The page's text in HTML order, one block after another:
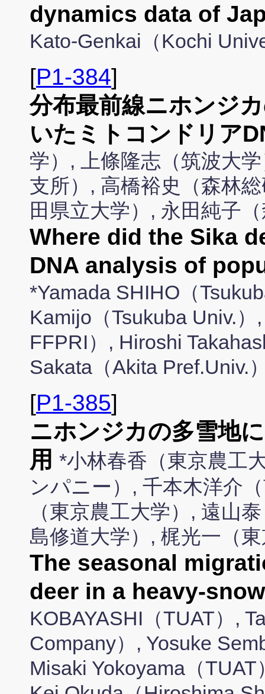
dynamics data of
Kato-Genkai（Kochi
[P1-384]
分布最前線ニホンジ
いたミトコンドリア
学）, 上條隆志（筑波大
支所）, 高橋裕史（森林
田県立大学）, 永田純子
Where did the Sika
DNA analysis of
*Yamada SHIHO（
Kamijo（Tsukuba Univ.
FFPRI）, Hiroshi
Sakata（Akita Pref.Univ.
[P1-385]
ニホンジカの多雪地
用 *小林春香（東京農工
ンパニー）, 千本木洋介
（東京農工大学）, 遠山
島修道大学）, 梶光一（
The seasonal
deer in a heavy-
KOBAYASHI（TUAT）,
Company）, Yosuke
Misaki Yokoyama（